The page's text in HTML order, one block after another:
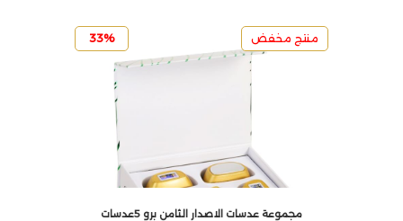
33% منتج مخفض
مجموعة عدسات الاصدار الثامن برو 5عدسات